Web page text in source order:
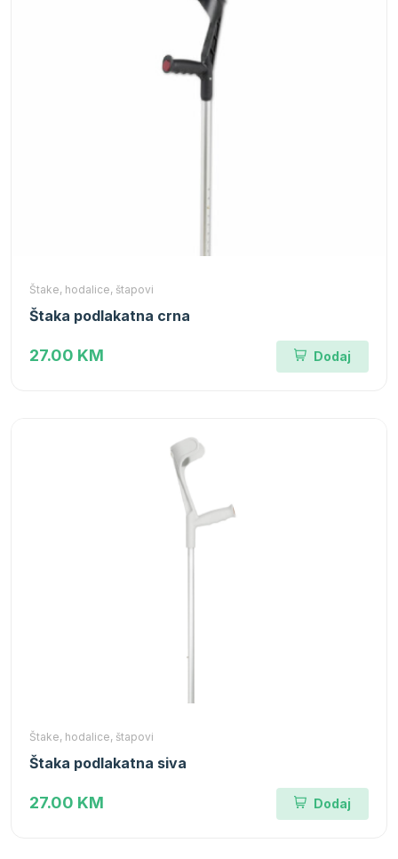
Štake, hodalice, štapovi
Štaka podlakatna crna
27.00 KM Dodaj
Štake, hodalice, štapovi
Štaka podlakatna siva
27.00 KM Dodaj